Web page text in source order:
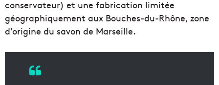
conservateur) et une fabrication limitée
géographiquement aux Bouches-du-Rhône, zone
d’origine du savon de Marseille.